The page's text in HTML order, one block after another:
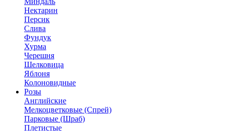
Нектарин
Персик
Слива
Фундук
Хурма
Черешня
Шелковица
Яблоня
Колоновидные
Розы
Английские
Мелкоцветковые (Спрей)
Парковые (Шраб)
Плетистые